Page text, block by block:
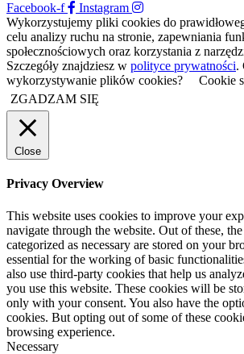
Facebook-f
Instagram
Wykorzystujemy pliki cookies do
celu analizy ruchu na stronie, zapewniania
społecznościowych oraz korzystania z
Szczegóły znajdziesz w polityce prywatności.
wykorzystywanie plików cookies?
Cookie
ZGADZAM SIĘ
Close
Privacy Overview
This website uses cookies to improve your
navigate through the website. Out of these,
categorized as necessary are stored on your
essential for the working of basic
also use third-party cookies that help us
you use this website. These cookies will be
only with your consent. You also have the
cookies. But opting out of some of these
browsing experience.
Necessary